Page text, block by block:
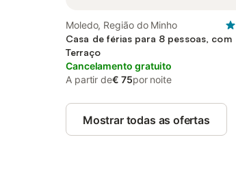
Moledo, Região do Minho
Casa de férias para 8 pessoas, com
Terraço
Cancelamento gratuito
A partir de€ 75por noite
Mostrar todas as ofertas